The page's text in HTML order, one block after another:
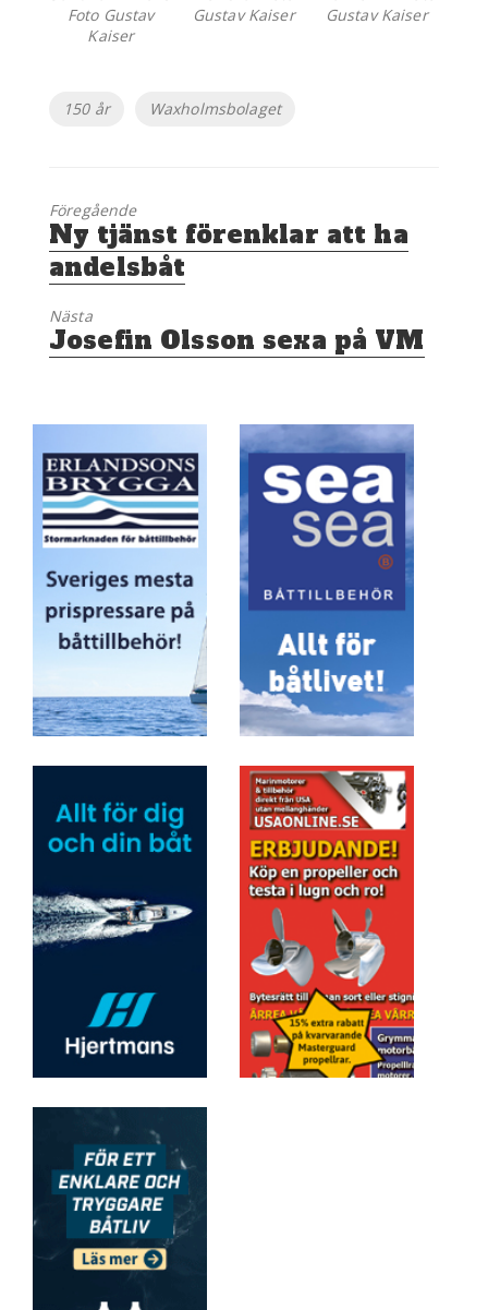
Foto Gustav
Kaiser
Gustav Kaiser
Gustav Kaiser
Etiketter
150 år Waxholmsbolaget
Föregående
Föregående
inlägg:
Ny tjänst förenklar att ha
andelsbåt
Nästa
Nästa
inlägg:
Josefin Olsson sexa på VM